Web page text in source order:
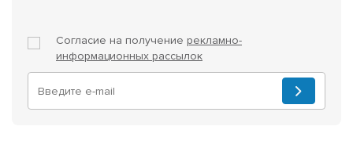
Согласие на получение рекламно-
информационных рассылок